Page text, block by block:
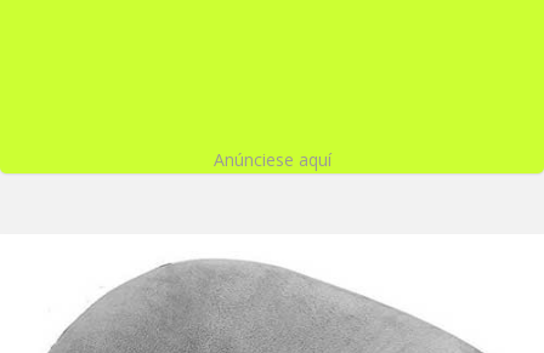
Anúnciese aquí